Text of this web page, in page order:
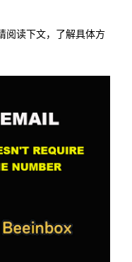
阅读下文，了解具体方